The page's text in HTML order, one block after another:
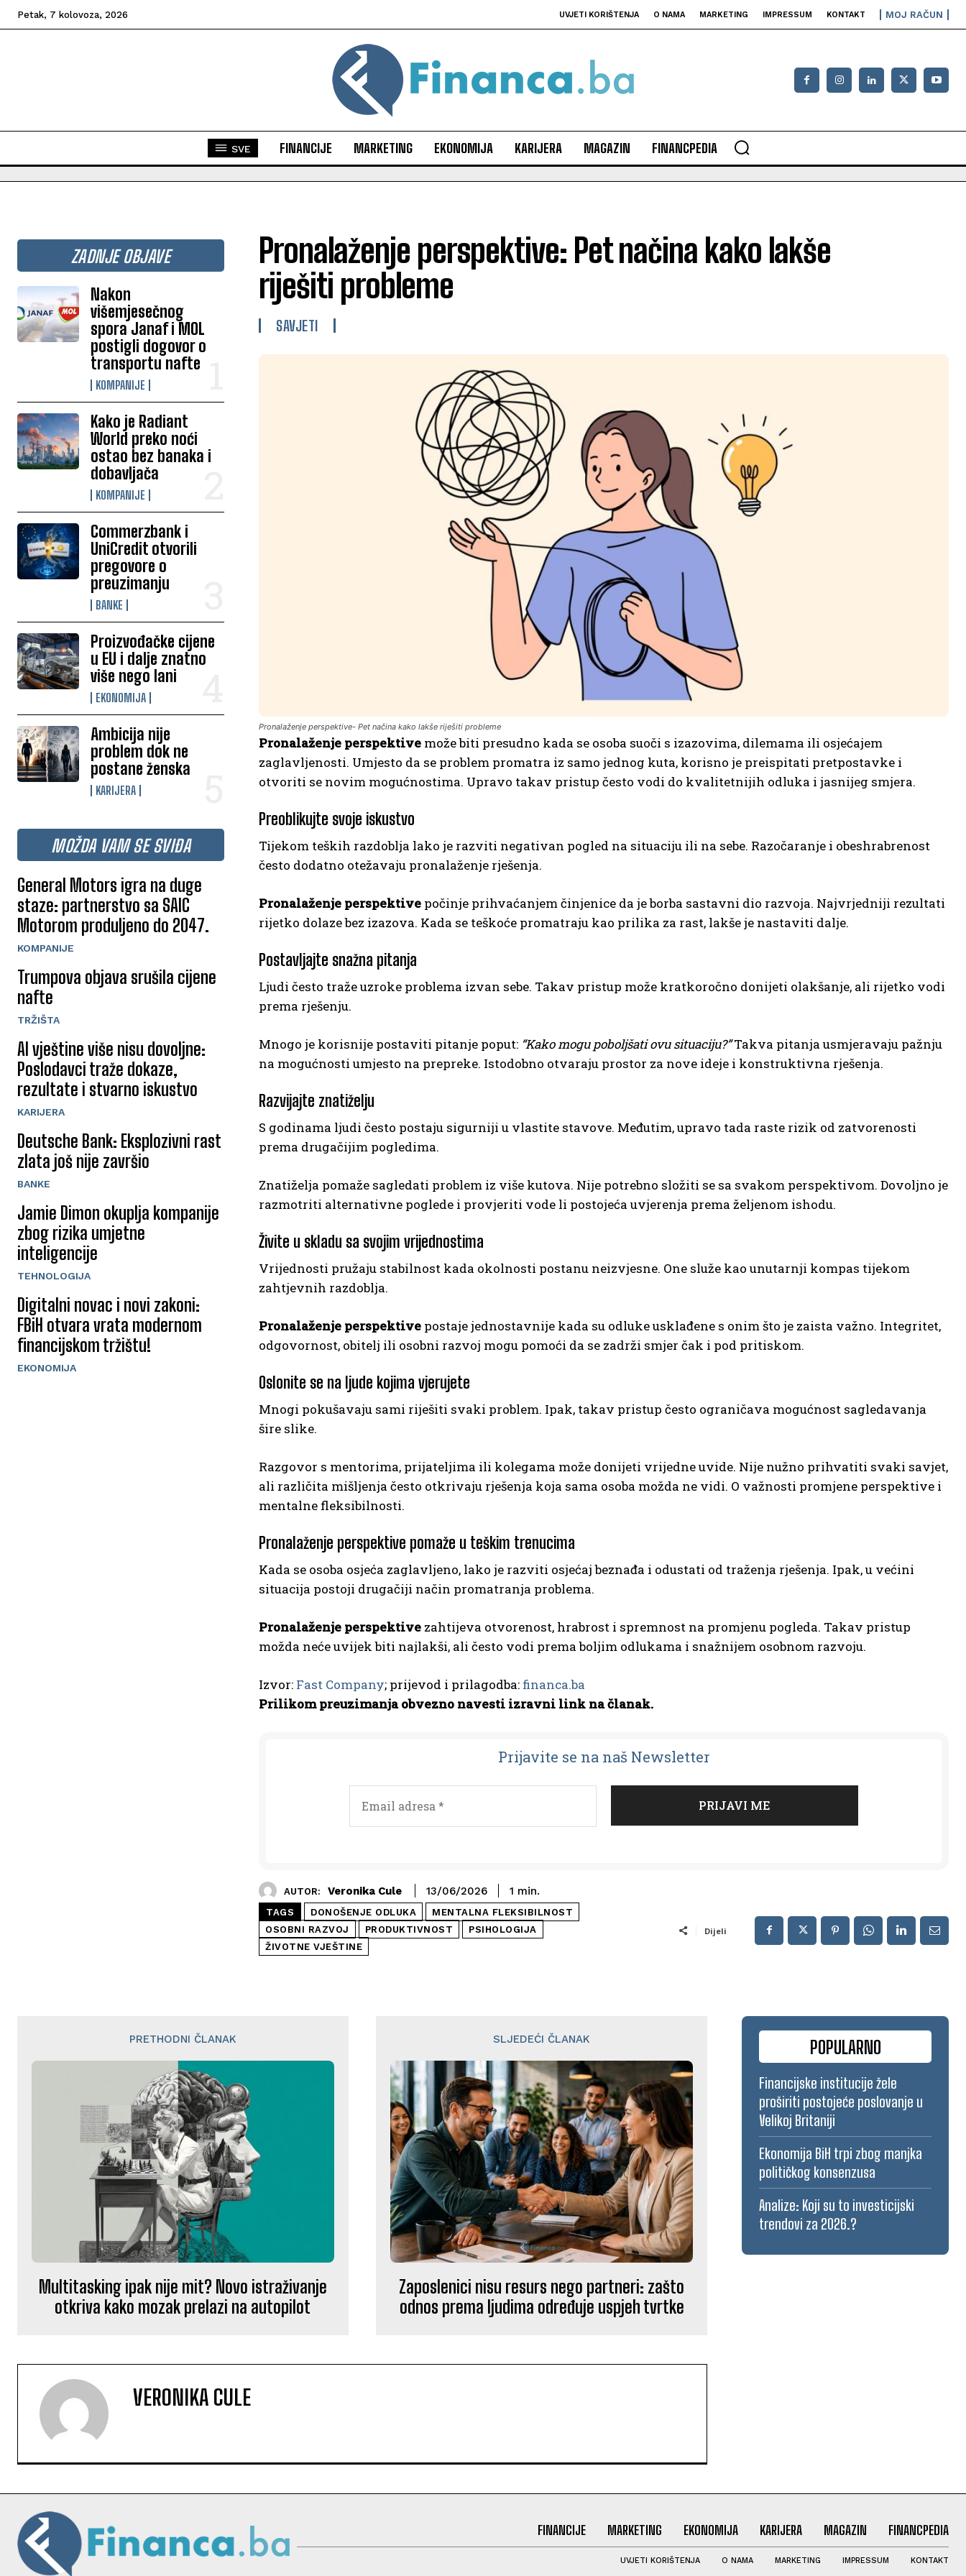
Petak, 7 kolovoza, 2026 UVJETI KORIŠTENJA O NAMA MARKETING IMPRESSUM KONTAKT MOJ RAČUN
SVE FINANCIJE MARKETING EKONOMIJA KARIJERA MAGAZIN FINANCPEDIA
ZADNJE OBJAVE
Nakon
višemjesečnog
spora Janaf i MOL
postigli dogovor o
transportu nafte
KOMPANIJE
Kako je Radiant
World preko noći
ostao bez banaka i
dobavljača
KOMPANIJE
Commerzbank i
UniCredit otvorili
pregovore o
preuzimanju
BANKE
Proizvođačke cijene
u EU i dalje znatno
više nego lani
EKONOMIJA
Ambicija nije
problem dok ne
postane ženska
KARIJERA
MOŽDA VAM SE SVIĐA
General Motors igra na duge
staze: partnerstvo sa SAIC
Motorom produljeno do 2047.
KOMPANIJE
Trumpova objava srušila cijene
nafte
TRŽIŠTA
AI vještine više nisu dovoljne:
Poslodavci traže dokaze,
rezultate i stvarno iskustvo
KARIJERA
Deutsche Bank: Eksplozivni rast
zlata još nije završio
BANKE
Jamie Dimon okuplja kompanije
zbog rizika umjetne
inteligencije
TEHNOLOGIJA
Digitalni novac i novi zakoni:
FBiH otvara vrata modernom
financijskom tržištu!
EKONOMIJA
Pronalaženje perspektive: Pet načina kako lakše
riješiti probleme
SAVJETI
Pronalaženje perspektive- Pet načina kako lakše riješiti probleme
Pronalaženje perspektive može biti presudno kada se osoba suoči s izazovima, dilemama ili osjećajem
zaglavljenosti. Umjesto da se problem promatra iz samo jednog kuta, korisno je preispitati pretpostavke i
otvoriti se novim mogućnostima. Upravo takav pristup često vodi do kvalitetnijih odluka i jasnijeg smjera.
Preoblikujte svoje iskustvo
Tijekom teških razdoblja lako je razviti negativan pogled na situaciju ili na sebe. Razočaranje i obeshrabrenost
često dodatno otežavaju pronalaženje rješenja.
Pronalaženje perspektive počinje prihvaćanjem činjenice da je borba sastavni dio razvoja. Najvrjedniji rezultati
rijetko dolaze bez izazova. Kada se teškoće promatraju kao prilika za rast, lakše je nastaviti dalje.
Postavljajte snažna pitanja
Ljudi često traže uzroke problema izvan sebe. Takav pristup može kratkoročno donijeti olakšanje, ali rijetko vodi
prema rješenju.
Mnogo je korisnije postaviti pitanje poput: “Kako mogu poboljšati ovu situaciju?”Takva pitanja usmjeravaju pažnju
na mogućnosti umjesto na prepreke. Istodobno otvaraju prostor za nove ideje i konstruktivna rješenja.
Razvijajte znatiželju
S godinama ljudi često postaju sigurniji u vlastite stavove. Međutim, upravo tada raste rizik od zatvorenosti
prema drugačijim pogledima.
Znatiželja pomaže sagledati problem iz više kutova. Nije potrebno složiti se sa svakom perspektivom. Dovoljno je
razmotriti alternativne poglede i provjeriti vode li postojeća uvjerenja prema željenom ishodu.
Živite u skladu sa svojim vrijednostima
Vrijednosti pružaju stabilnost kada okolnosti postanu neizvjesne. One služe kao unutarnji kompas tijekom
zahtjevnih razdoblja.
Pronalaženje perspektive postaje jednostavnije kada su odluke usklađene s onim što je zaista važno. Integritet,
odgovornost, obitelj ili osobni razvoj mogu pomoći da se zadrži smjer čak i pod pritiskom.
Oslonite se na ljude kojima vjerujete
Mnogi pokušavaju sami riješiti svaki problem. Ipak, takav pristup često ograničava mogućnost sagledavanja
šire slike.
Razgovor s mentorima, prijateljima ili kolegama može donijeti vrijedne uvide. Nije nužno prihvatiti svaki savjet,
ali različita mišljenja često otkrivaju rješenja koja sama osoba možda ne vidi. O važnosti promjene perspektive i
mentalne fleksibilnosti.
Pronalaženje perspektive pomaže u teškim trenucima
Kada se osoba osjeća zaglavljeno, lako je razviti osjećaj beznađa i odustati od traženja rješenja. Ipak, u većini
situacija postoji drugačiji način promatranja problema.
Pronalaženje perspektive zahtijeva otvorenost, hrabrost i spremnost na promjenu pogleda. Takav pristup
možda neće uvijek biti najlakši, ali često vodi prema boljim odlukama i snažnijem osobnom razvoju.
Izvor: Fast Company; prijevod i prilagodba: financa.ba
Prilikom preuzimanja obvezno navesti izravni link na članak.
Prijavite se na naš Newsletter
AUTOR: Veronika Cule 13/06/2026 1 min.
TAGS DONOŠENJE ODLUKA
MENTALNA FLEKSIBILNOST
OSOBNI RAZVOJ
PRODUKTIVNOST
PSIHOLOGIJA
ŽIVOTNE VJEŠTINE
Dijeli
PRETHODNI ČLANAK
Multitasking ipak nije mit? Novo istraživanje
otkriva kako mozak prelazi na autopilot
SLJEDEĆI ČLANAK
Zaposlenici nisu resurs nego partneri: zašto
odnos prema ljudima određuje uspjeh tvrtke
VERONIKA CULE
POPULARNO
Financijske institucije žele
proširiti postojeće poslovanje u
Velikoj Britaniji
Ekonomija BiH trpi zbog manjka
političkog konsenzusa
Analize: Koji su to investicijski
trendovi za 2026.?
FINANCIJE MARKETING EKONOMIJA KARIJERA MAGAZIN FINANCPEDIA
UVJETI KORIŠTENJA O NAMA MARKETING IMPRESSUM KONTAKT